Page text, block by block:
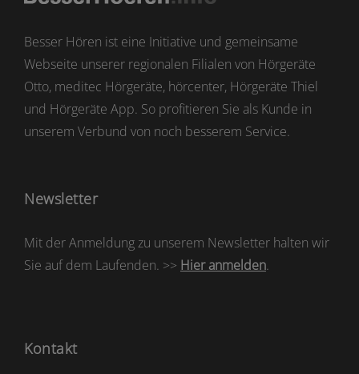
Besser Hören ist eine Initiative und gemeinsame
Webseite unserer regionalen Filialen von Hörgeräte
Otto, meditec Hörgeräte, hörcenter, Hörgeräte Thiel
und Hörgeräte App. So profitieren Sie als Kunde in
unserem Verbund von noch besserem Service.
Newsletter
Mit der Anmeldung zu unserem Newsletter halten wir
Sie auf dem Laufenden. >> Hier anmelden.
Kontakt